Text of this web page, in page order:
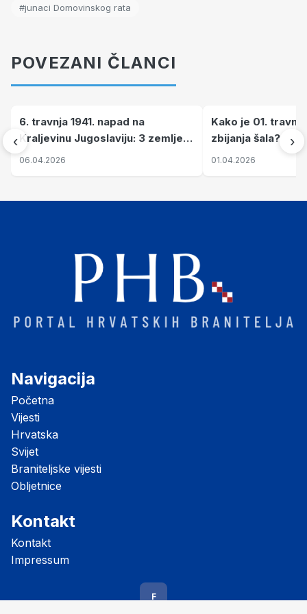
#junaci Domovinskog rata
POVEZANI ČLANCI
‹
6. travnja 1941. napad na
Kraljevinu Jugoslaviju: 3 zemlje
nastale njenim raspadom
06.04.2026
Kako je 01.
zbijanja šala?
01.04.2026
›
Navigacija
Početna
Vijesti
Hrvatska
Svijet
Braniteljske vijesti
Obljetnice
Kontakt
Kontakt
Impressum
F